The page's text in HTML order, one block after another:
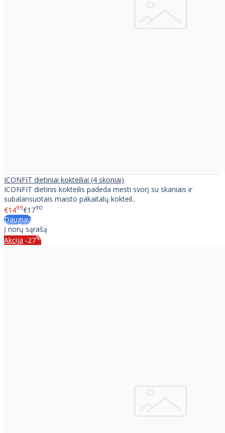
ICONFIT dietiniai kokteiliai (4 skoniai)
ICONFIT dietinis kokteilis padeda mesti svorį su skaniais ir
subalansuotais maisto pakaitalų kokteil..
€1499€1790
Daugiau
Į norų sąrašą
Akcija -27%